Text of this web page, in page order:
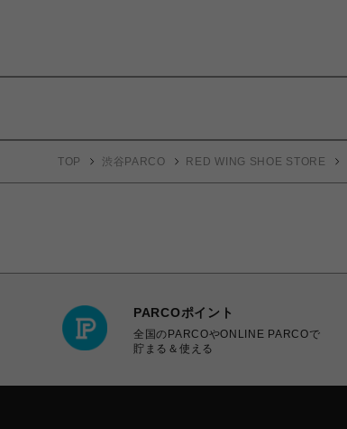
TOP 渋谷PARCO RED WING SHOE STORE
PARCOポイント
全国のPARCOやONLINE PARCOで
貯まる＆使える